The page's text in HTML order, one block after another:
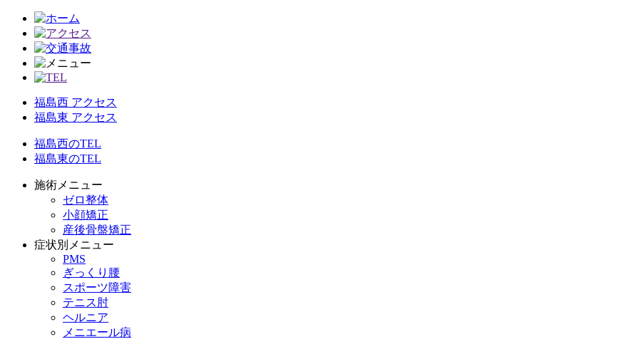
福島西 アクセス
福島東 アクセス
福島西のTEL
福島東のTEL
施術メニュー
ゼロ整体
小顔矯正
産後骨盤矯正
症状別メニュー
PMS
ぎっくり腰
スポーツ障害
テニス肘
ヘルニア
メニエール病